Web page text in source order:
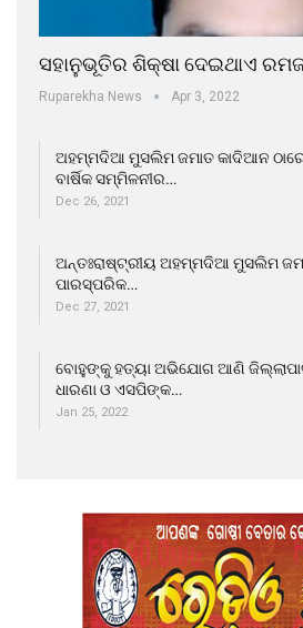
ସହାନୁଭୂତିର ଶିକ୍ଷା ଦେଇଥାଏ
Ruparekha News Apr 3, 2022
ଅହମ୍ମଦିଆ ମୁସଲିମ ଜମାତ କାଦିଆନ
ବାର୍ଷିକ ସମ୍ମିଳନୀର…
Dec 26, 2021
ଅନ୍ତଃରାଷ୍ଟ୍ରୀୟ ଅହମ୍ମଦିଆ ମୁସଲିମ
ପାରସ୍ପରିକ…
Dec 27, 2021
ବୋହୁଙ୍କୁ ହତ୍ୟା ଅଭିଯୋଗ ଆଣି
ଧାରଣା ଓ ଏସପିଙ୍କ…
Jan 25, 2022